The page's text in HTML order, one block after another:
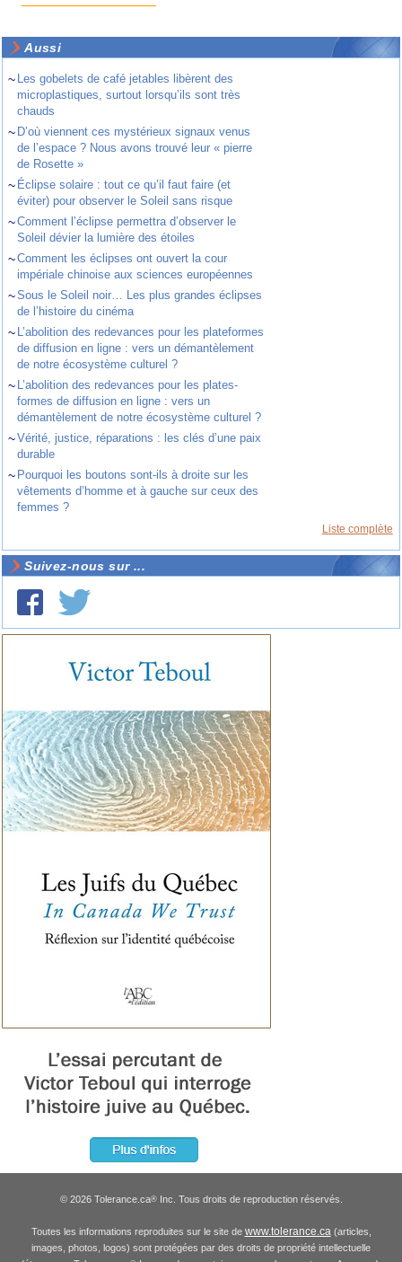
Aussi
~ Les gobelets de café jetables libèrent des
microplastiques, surtout lorsqu’ils sont très
chauds
~ D’où viennent ces mystérieux signaux venus
de l’espace ? Nous avons trouvé leur « pierre
de Rosette »
~ Éclipse solaire : tout ce qu’il faut faire (et
éviter) pour observer le Soleil sans risque
~Comment l’éclipse permettra d’observer le
Soleil dévier la lumière des étoiles
~Comment les éclipses ont ouvert la cour
impériale chinoise aux sciences européennes
~Sous le Soleil noir… Les plus grandes éclipses
de l’histoire du cinéma
~ L’abolition des redevances pour les plateformes
de diffusion en ligne : vers un démantèlement
de notre écosystème culturel ?
~ L’abolition des redevances pour les plates-
formes de diffusion en ligne : vers un
démantèlement de notre écosystème culturel ?
~Vérité, justice, réparations : les clés d’une paix
durable
~ Pourquoi les boutons sont-ils à droite sur les
vêtements d’homme et à gauche sur ceux des
femmes ?
Liste complète
Suivez-nous sur ...
© 2026 Tolerance.ca®Inc. Tous droits de reproduction réservés.
Toutes les informations reproduites sur le site de www.tolerance.ca (articles,
images, photos, logos) sont protégées par des droits de propriété intellectuelle